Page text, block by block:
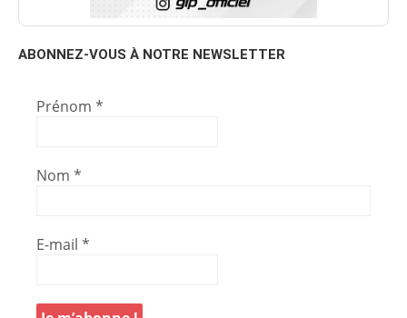
ABONNEZ-VOUS À NOTRE NEWSLETTER
Prénom *
Nom *
E-mail *